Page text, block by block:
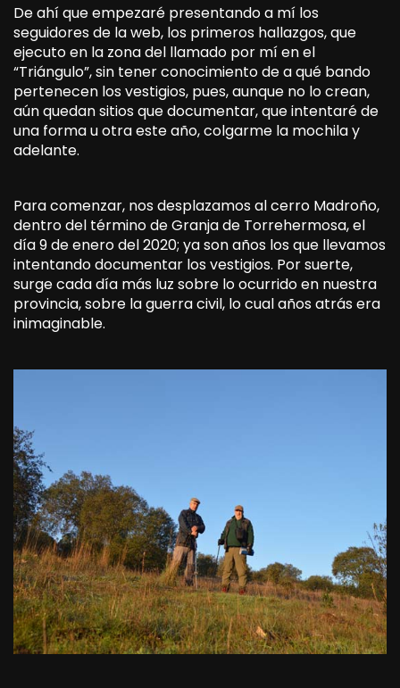
De ahí que empezaré presentando a mí los
seguidores de la web, los primeros hallazgos, que
ejecuto en la zona del llamado por mí en el
“Triángulo”, sin tener conocimiento de a qué bando
pertenecen los vestigios, pues, aunque no lo crean,
aún quedan sitios que documentar, que intentaré de
una forma u otra este año, colgarme la mochila y
adelante.
Para comenzar, nos desplazamos al cerro Madroño,
dentro del término de Granja de Torrehermosa, el
día 9 de enero del 2020; ya son años los que llevamos
intentando documentar los vestigios. Por suerte,
surge cada día más luz sobre lo ocurrido en nuestra
provincia, sobre la guerra civil, lo cual años atrás era
inimaginable.